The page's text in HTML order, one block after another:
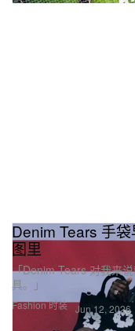
Fashion 时装
Denim Tears 手
图里
「Denim Tears 对我来
具。」
Jun 12, 2026